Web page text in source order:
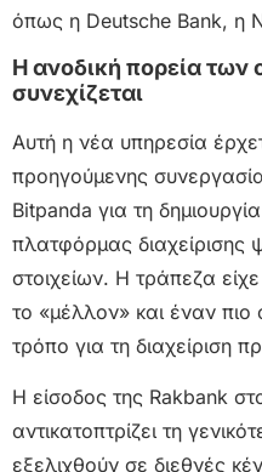
όπως η Deutsche Bank, η
Η ανοδική πορεία
συνεχίζεται
Αυτή η νέα υπηρεσία
προηγούμενης
Bitpanda για τη
πλατφόρμας διαχείρισης
στοιχείων. Η τράπεζα
το «μέλλον» και έναν
τρόπο για τη διαχείριση
Η είσοδος της Rakbank
αντικατοπτρίζει τη
εξελιχθούν σε διεθνές